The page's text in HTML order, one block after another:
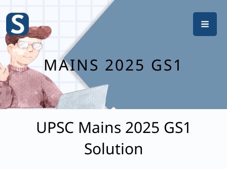
content
MAINS 2025 GS1
UPSC Mains 2025 GS1
Solution